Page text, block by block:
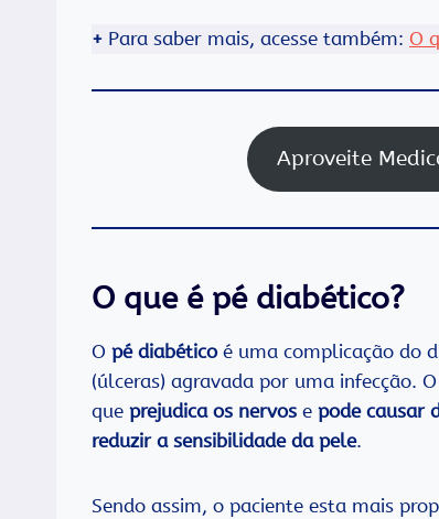
+ Para saber mais, acesse também: O
Aproveite
O que é pé diabético?
O pé diabéticoé uma complicação do
(úlceras) agravada por uma infecção.
que prejudica os nervos e pode causar
reduzir a sensibilidade da pele.
Sendo assim, o paciente esta mais